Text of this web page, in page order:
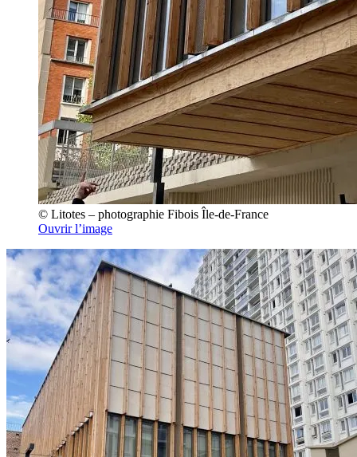
© Litotes – photographie Fibois Île-de-France
Ouvrir l’image